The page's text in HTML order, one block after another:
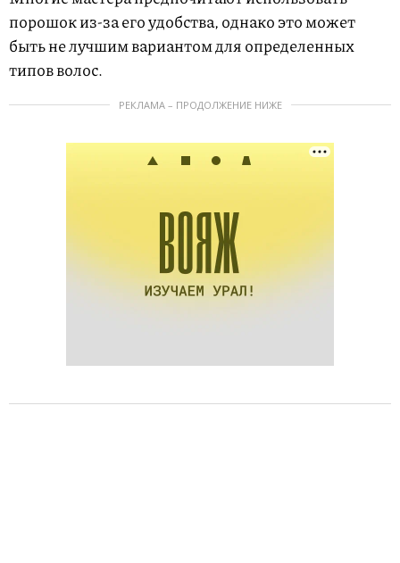
порошок из-за его удобства, однако это может
быть не лучшим вариантом для определенных
типов волос.
РЕКЛАМА – ПРОДОЛЖЕНИЕ НИЖЕ